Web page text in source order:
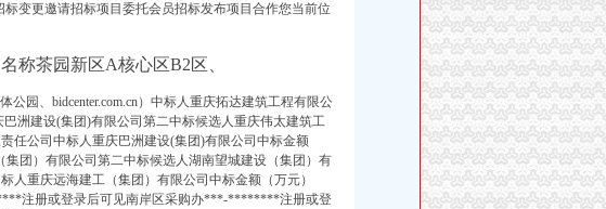
变更邀请招标项目委托会员招标发布项目合作您当前位
称茶园新区A核心区B2区、
园、bidcenter.com.cn）中标人重庆拓达建筑工程有限公
洲建设(集团)有限公司第二中标候选人重庆伟太建筑工
任公司中标人重庆巴洲建设(集团)有限公司中标金额
集团）有限公司第二中标候选人湖南望城建设（集团）有
人重庆远海建工（集团）有限公司中标金额（万元）
注册或登录后可见南岸区采购办***-********注册或登